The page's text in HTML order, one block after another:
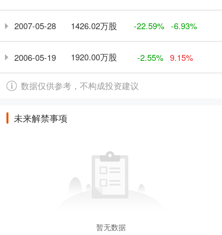
2007-05-28 1426.02万股 -22.59% -6.93%
2006-05-19 1920.00万股 -2.55% 9.15%
数据仅供参考，不构成投资建议
未来解禁事项
暂无数据